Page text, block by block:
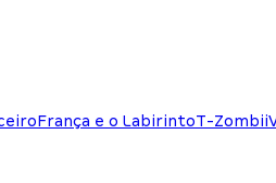
França e o LabirintoT-Zombii